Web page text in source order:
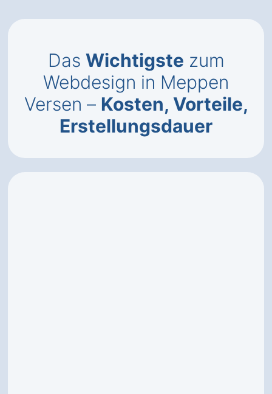
Das Wichtigste zum
Webdesign in Meppen
Versen – Kosten, Vorteile,
Erstellungsdauer